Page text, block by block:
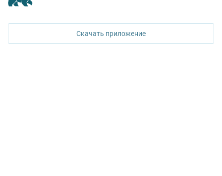
ул. Горького, 65, 0 подъезд, 3 этаж
Скачать приложение